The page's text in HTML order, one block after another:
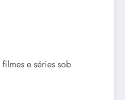
e séries sob